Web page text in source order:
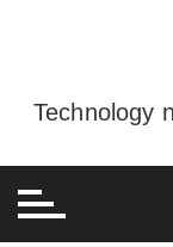
conteúdo
Technology